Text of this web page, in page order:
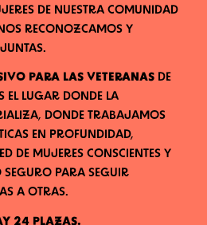
DE NUESTRA COMUNIDAD
RECONOZCAMOS Y
PARA LAS VETERANASDE
EL LUGAR DONDE LA
DONDE TRABAJAMOS
EN PROFUNDIDAD,
DE MUJERES CONSCIENTES Y
SEGURO PARA SEGUIR
A OTRAS.
24 PLAZAS.